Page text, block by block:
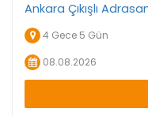
Ankara Çıkışlı
4 Gece 5 Gün
08.08.2026